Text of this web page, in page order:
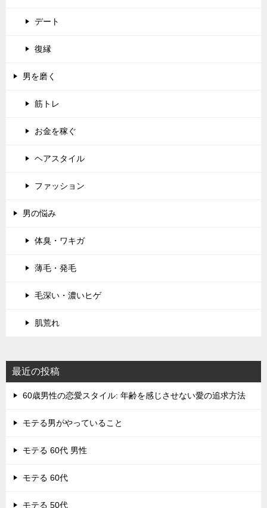
デート
復縁
男を磨く
筋トレ
お金を稼ぐ
ヘアスタイル
ファッション
男の悩み
体臭・ワキガ
薄毛・発毛
毛深い・濃いヒゲ
肌荒れ
最近の投稿
60歳男性の恋愛スタイル: 年齢を感じさせない愛の追求方法
モテる男がやっていること
モテる 60代 男性
モテる 60代
モテる 50代